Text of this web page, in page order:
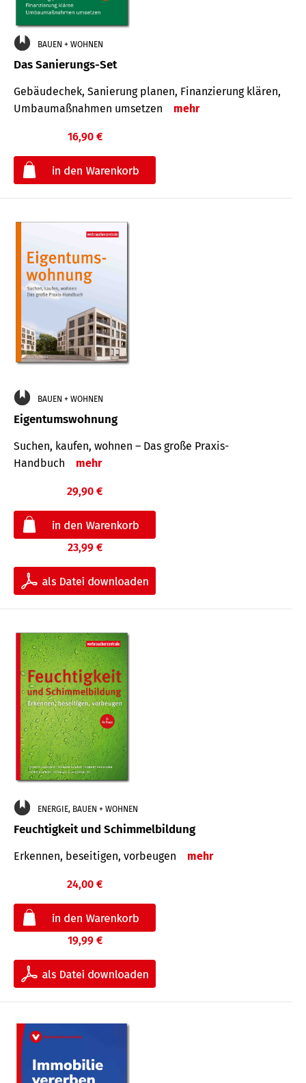
BAUEN + WOHNEN
Das Sanierungs-Set
Gebäudechek, Sanierung planen, Finanzierung klären,
Umbaumaßnahmen umsetzen
mehr
16,90 €
BAUEN + WOHNEN
Eigentumswohnung
Suchen, kaufen, wohnen – Das große Praxis-
Handbuch
mehr
29,90 €
23,99 €
ENERGIE, BAUEN + WOHNEN
Feuchtigkeit und Schimmelbildung
Erkennen, beseitigen, vorbeugen mehr
24,00 €
19,99 €